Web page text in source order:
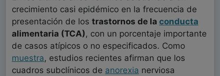
crecimiento casi epidémico en la frecuencia de
presentación de los trastornos de la conducta
alimentaria (TCA), con un porcentaje importante
de casos atípicos o no especificados. Como
muestra, estudios recientes afirman que los
cuadros subclínicos de anorexia nerviosa